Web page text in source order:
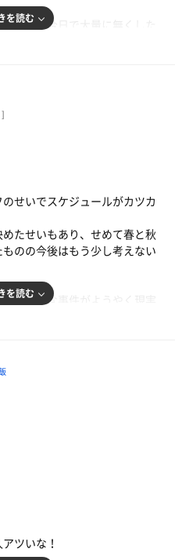
て昨日今日で大量に無くした
を読む
]
せいでスケジュールがカツカ
たせいもあり、せめて春と秋
のの今後はもう少し考えない
ッピーな事件がようやく現実
て無意識的にスキップしたも
迎えてきたよ。
は森林の香りの氷ロウリュ
を読む
ツいな！